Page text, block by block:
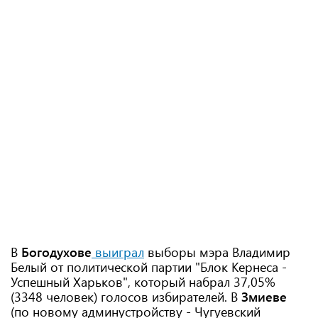
В Богодухове выиграл выборы мэра Владимир
Белый от политической партии "Блок Кернеса -
Успешный Харьков", который набрал 37,05%
(3348 человек) голосов избирателей. В Змиеве
(по новому админустройству - Чугуевский